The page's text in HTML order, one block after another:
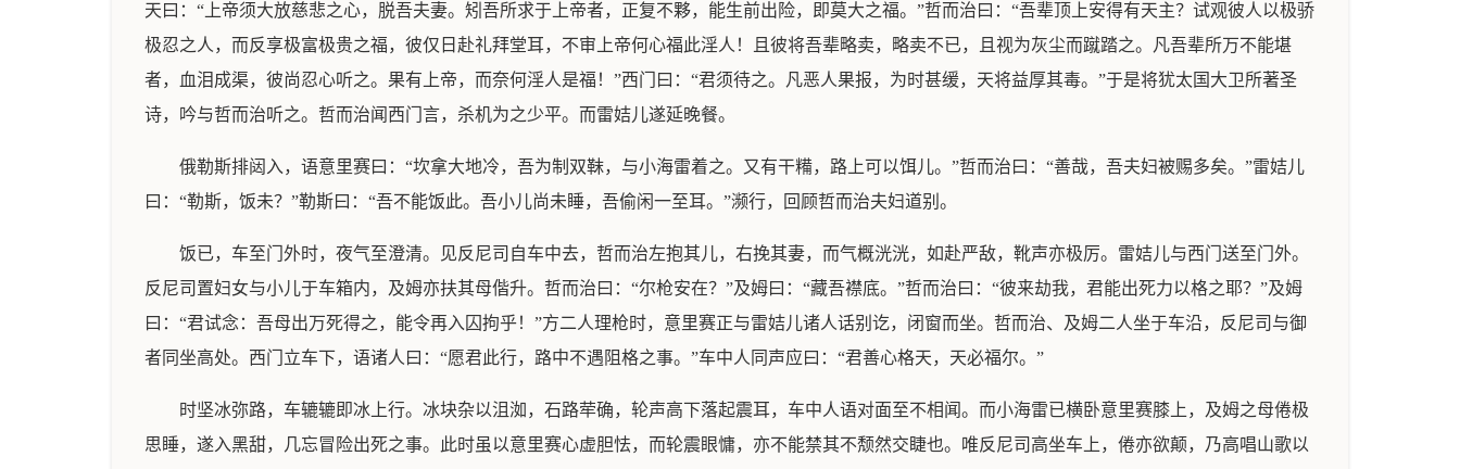
天曰：“上帝须大放慈悲之心，脱吾夫妻。矧吾所求于上帝者，正复不夥，能生前出险，即莫大之福。”哲而治曰：“吾辈顶上安得有天主？试观彼人以极骄
极忍之人，而反享极富极贵之福，彼仅日赴礼拜堂耳，不审上帝何心福此淫人！且彼将吾辈略卖，略卖不已，且视为灰尘而蹴踏之。凡吾辈所万不能堪
者，血泪成渠，彼尚忍心听之。果有上帝，而奈何淫人是福！”西门曰：“君须待之。凡恶人果报，为时甚缓，天将益厚其毒。”于是将犹太国大卫所著圣
诗，吟与哲而治听之。哲而治闻西门言，杀机为之少平。而雷姞儿遂延晚餐。
俄勒斯排闼入，语意里赛曰：“坎拿大地冷，吾为制双靺，与小海雷着之。又有干糒，路上可以饵儿。”哲而治曰：“善哉，吾夫妇被赐多矣。”雷姞儿
曰：“勒斯，饭未？”勒斯曰：“吾不能饭此。吾小儿尚未睡，吾偷闲一至耳。”濒行，回顾哲而治夫妇道别。
饭已，车至门外时，夜气至澄清。见反尼司自车中去，哲而治左抱其儿，右挽其妻，而气概洸洸，如赴严敌，靴声亦极厉。雷姞儿与西门送至门外。
反尼司置妇女与小儿于车箱内，及姆亦扶其母偕升。哲而治曰：“尔枪安在？”及姆曰：“藏吾襟底。”哲而治曰：“彼来劫我，君能出死力以格之耶？”及姆
曰：“君试念：吾母出万死得之，能令再入囚拘乎！”方二人理枪时，意里赛正与雷姞儿诸人话别讫，闭窗而坐。哲而治、及姆二人坐于车沿，反尼司与御
者同坐高处。西门立车下，语诸人曰：“愿君此行，路中不遇阻格之事。”车中人同声应曰：“君善心格天，天必福尔。”
时坚冰弥路，车辘辘即冰上行。冰块杂以沮洳，石路荦确，轮声高下落起震耳，车中人语对面至不相闻。而小海雷已横卧意里赛膝上，及姆之母倦极
思睡，遂入黑甜，几忘冒险出死之事。此时虽以意里赛心虚胆怯，而轮震眼慵，亦不能禁其不颓然交睫也。唯反尼司高坐车上，倦亦欲颠，乃高唱山歌以